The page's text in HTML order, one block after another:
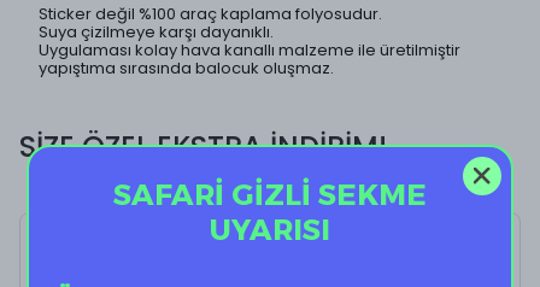
Sticker değil %100 araç kaplama folyosudur.
Suya çizilmeye karşı dayanıklı.
Uygulaması kolay hava kanallı malzeme ile üretilmiştir
yapıştıma sırasında balocuk oluşmaz.
SİZE ÖZEL EKSTRA İNDİRİM!
SAFARİ GİZLİ SEKME
UYARISI